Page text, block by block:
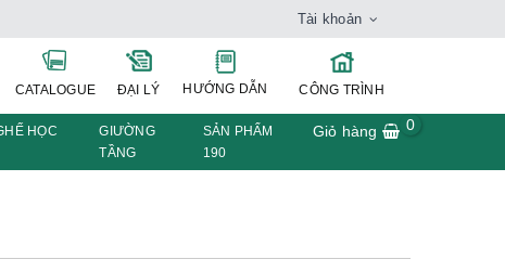
Tài khoản
CATALOGUE ĐẠI LÝ HƯỚNG DẪN CÔNG TRÌNH
HỌC
GIƯỜNG
TẦNG
SẢN PHẨM
190
Giỏ hàng 0